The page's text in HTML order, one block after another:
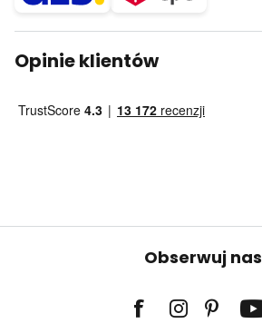
Opinie klientów
Obserwuj nas